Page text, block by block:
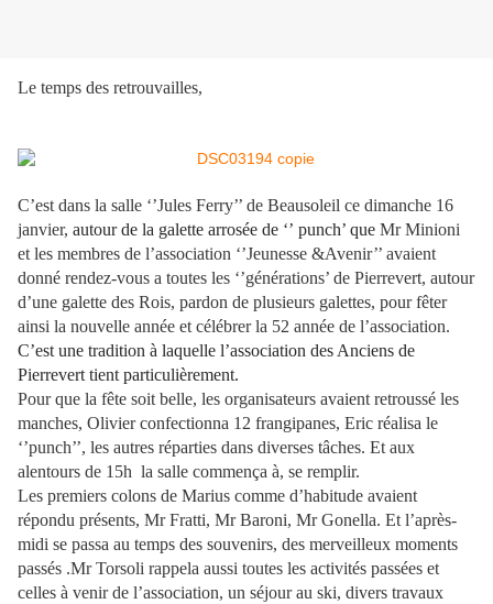
Le temps des retrouvailles,
C’est dans la salle ‘’Jules Ferry’’ de Beausoleil ce dimanche 16
janvier, autour de la galette arrosée de ‘’ punch’ que Mr Minioni
et les membres de l’association ‘’Jeunesse &Avenir’’ avaient
donné rendez-vous a toutes les ‘’générations’ de Pierrevert, autour
d’une galette des Rois, pardon de plusieurs galettes, pour fêter
ainsi la nouvelle année et célébrer la 52 année de l’association.
C’est une tradition à laquelle l’association des Anciens de
Pierrevert tient particulièrement.
Pour que la fête soit belle, les organisateurs avaient retroussé les
manches, Olivier confectionna 12 frangipanes, Eric réalisa le
‘’punch’’, les autres réparties dans diverses tâches. Et aux
alentours de 15h la salle commença à, se remplir.
Les premiers colons de Marius comme d’habitude avaient
répondu présents, Mr Fratti, Mr Baroni, Mr Gonella. Et l’après-
midi se passa au temps des souvenirs, des merveilleux moments
passés .Mr Torsoli rappela aussi toutes les activités passées et
celles à venir de l’association, un séjour au ski, divers travaux